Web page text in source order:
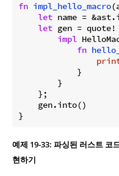
fn impl_hello_macro
let name =
let gen =
impl
fn
            }
        }
    };
    gen.into()
}
예제 19-33: 파싱된 러스트 코
현하기